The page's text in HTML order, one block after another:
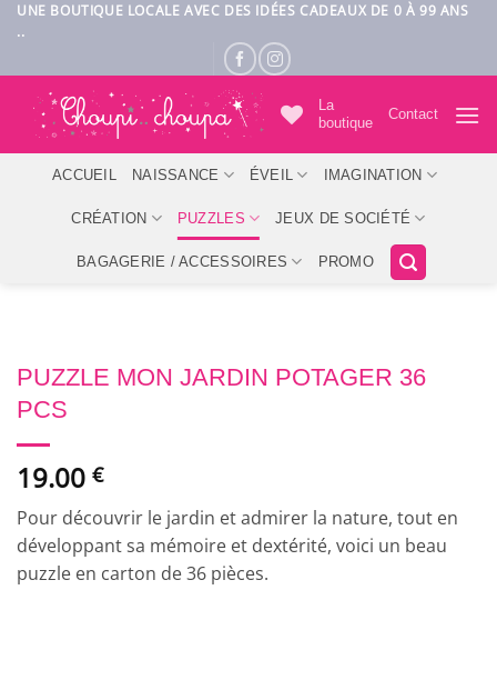
Passer
au
UNE BOUTIQUE LOCALE AVEC DES IDÉES CADEAUX DE 0 À 99 ANS
..
La
boutique
Contact
ACCUEIL NAISSANCE ÉVEIL IMAGINATION
CRÉATION PUZZLES JEUX DE SOCIÉTÉ
BAGAGERIE / ACCESSOIRES PROMO
PUZZLE MON JARDIN POTAGER 36
PCS
19.00 €
Pour découvrir le jardin et admirer la nature, tout en
développant sa mémoire et dextérité, voici un beau
puzzle en carton de 36 pièces.